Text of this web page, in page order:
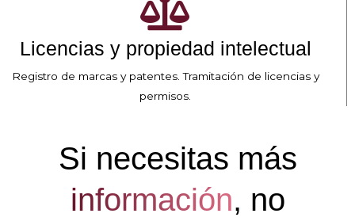
Licencias y propiedad intelectual
Registro de marcas y patentes. Tramitación de licencias y
permisos.
Si necesitas más
información, no